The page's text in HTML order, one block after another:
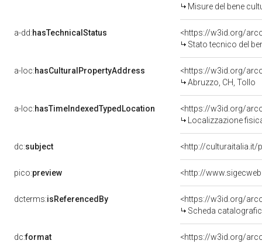
Misure del bene
a-dd:hasTechnicalStatus
<https://w3id.org/
Stato tecnico del
a-loc:hasCulturalPropertyAddress
<https://w3id.org/
Abruzzo, CH, Tollo
a-loc:hasTimeIndexedTypedLocation
<https://w3id.org/
Localizzazione
dc:subject <http://culturaitalia.it/
pico:preview <http://
dcterms:isReferencedBy
<https://w3id.org/
Scheda
dc:format <https://w3id.org/